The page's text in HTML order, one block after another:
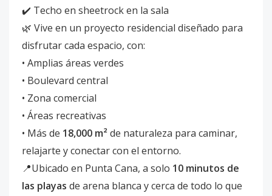
✔️ Techo en sheetrock en la sala
🌿 Vive en un proyecto residencial diseñado para
disfrutar cada espacio, con:
• Amplias áreas verdes
• Boulevard central
• Zona comercial
• Áreas recreativas
• Más de 18,000 m²de naturaleza para caminar,
relajarte y conectar con el entorno.
📍Ubicado en Punta Cana, a solo 10 minutos de
las playas de arena blanca y cerca de todo lo que